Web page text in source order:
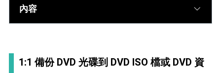
內容
1:1 備份 DVD 光碟到 DVD ISO 檔或 DVD 資